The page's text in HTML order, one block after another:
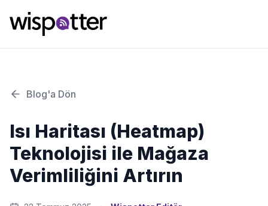
Blog'a Dön
Isı Haritası (Heatmap)
Teknolojisi ile Mağaza
Verimliliğini Artırın